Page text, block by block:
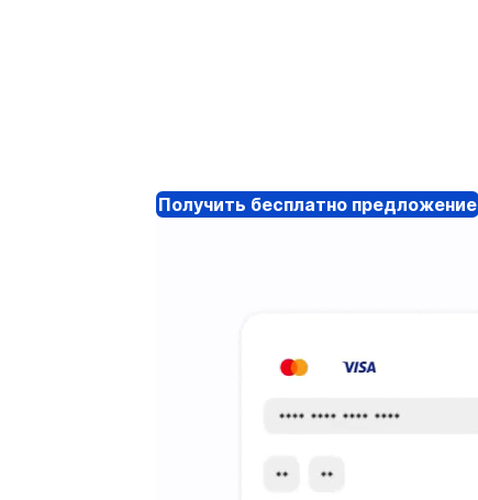
Получить бесплатно предложение